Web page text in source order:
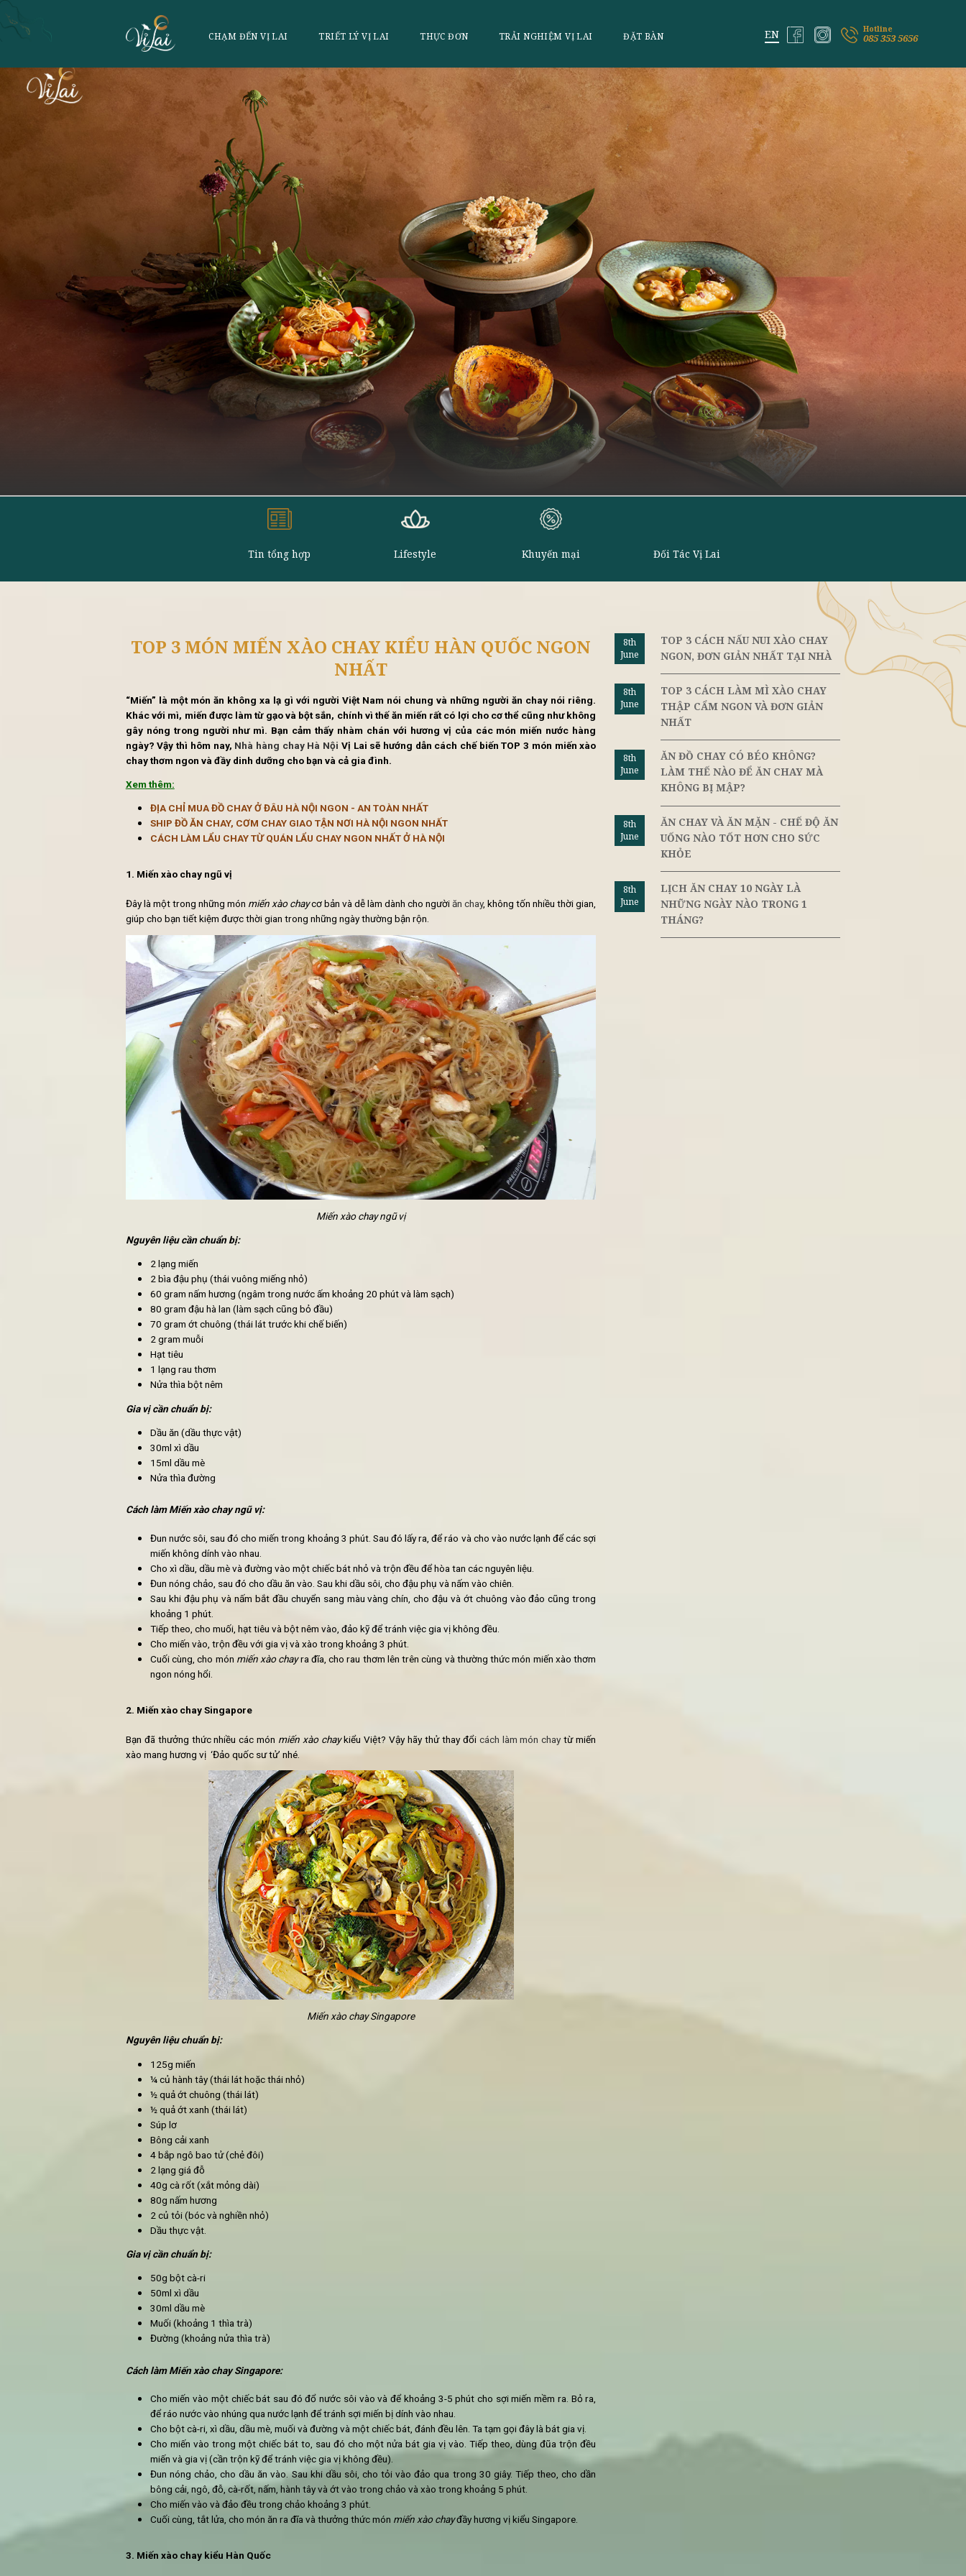
CHẠM ĐẾN VỊ LAI TRIẾT LÝ VỊ LAI THỰC ĐƠN TRẢI NGHIỆM VỊ LAI ĐẶT BÀN
Tin tổng hợp Lifestyle Khuyến mại Đối Tác Vị Lai
TOP 3 MÓN MIẾN XÀO CHAY KIỂU HÀN QUỐC NGON
“Miến” là một món ăn không xa lạ gì với người Việt Nam nói chung và những người ăn chay nói riêng.
Khác với mì, miến được làm từ gạo và bột sắn, chính vì thế ăn miến rất có lợi cho cơ thể cũng như không
gây nóng trong người như mì. Bạn cảm thấy nhàm chán với hương vị của các món miến nước hàng
ngày? Vậy thì hôm nay, Vị Lai sẽ hướng dẫn cách chế biến TOP 3 món miến xào
Xem thêm:
ĐỊA CHỈ MUA ĐỒ CHAY Ở ĐÂU HÀ NỘI NGON - AN TOÀN NHẤT
SHIP ĐỒ ĂN CHAY, CƠM CHAY GIAO TẬN NƠI HÀ NỘI NGON NHẤT
CÁCH LÀM LẨU CHAY TỪ QUÁN LẨU CHAY NGON NHẤT Ở HÀ NỘI
1. Miến xào chay ngũ vị
Đây là một trong những mónmiến xào chaycơ bản và dễ làm dành cho ngườiăn chay
giúp cho bạn tiết kiệm được thời gian trong những ngày thường bận rộn.
Nguyên liệu cần chuẩn bị:
2 lạng miến
2 bìa đậu phụ (thái vuông miếng nhỏ)
80 gram đậu hà lan (làm sạch cũng bỏ đầu)
70 gram ớt chuông (thái lát trước khi chế biến)
2 gram muỗi
Hạt tiêu
1 lạng rau thơm
Nửa thìa bột nêm
Gia vị cần chuẩn bị:
Nửa thìa đường
Cách làm Miến xào chay ngũ vị:
Đun nước sôi, sau đó cho miến trong khoảng 3 phút. Sau đó lấy ra, để ráo và cho vào nước lạnh để các sợi
miến không dính vào nhau.
Cho xì dầu, dầu mè và đường vào một chiếc bát nhỏ và trộn đều để hòa tan các nguyên liệu.
Đun nóng chảo, sau đó cho dầu ăn vào. Sau khi dầu sôi, cho đậu phụ và nấm vào chiên.
Sau khi đậu phụ và nấm bắt đầu chuyển sang màu vàng chín, cho đậu và ớt chuông vào đảo cũng trong
khoảng 1 phút.
Tiếp theo, cho muối, hạt tiêu và bột nêm vào, đảo kỹ để tránh việc gia vị không đều.
Cho miến vào, trộn đều với gia vị và xào trong khoảng 3 phút.
Cuối cùng, cho mónmiến xào chayra đĩa, cho rau thơm lên trên cùng và thường thức món miến xào thơm
ngon nóng hổi.
Bạn đã thưởng thức nhiều các món
xào mang hương vị ‘Đảo quốc sư tử’ nhé.
Nguyên liệu chuẩn bị:
125g miến
¼ củ hành tây (thái lát hoặc thái nhỏ)
½ quả ớt chuông (thái lát)
½ quả ớt xanh (thái lát)
Súp lơ
Bông cải xanh
2 lạng giá đỗ
8th
June
TOP 3 CÁCH NẤU NUI XÀO
NGON, ĐƠN GIẢN NHẤT TẠI
June
TOP 3 CÁCH LÀM MÌ XÀO
THẬP CẨM NGON VÀ ĐƠN
8th
June
ĂN ĐỒ CHAY CÓ BÉO KHÔNG?
LÀM THẾ NÀO ĐỂ ĂN CHAY